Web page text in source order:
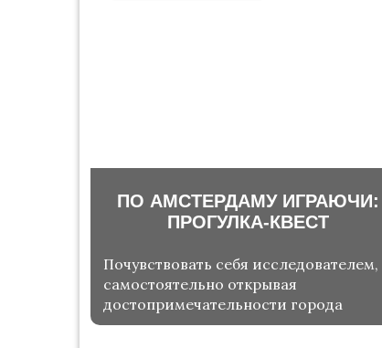
ПО АМСТЕРДАМУ ИГРАЮЧИ:
ПРОГУЛКА-КВЕСТ
Почувствовать себя исследователем,
самостоятельно открывая
достопримечательности города